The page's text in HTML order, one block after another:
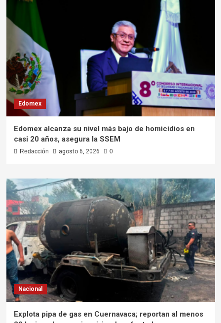
Edomex
Edomex alcanza su nivel más bajo de homicidios en
casi 20 años, asegura la SSEM
Redacción agosto 6, 2026 0
Nacional
Explota pipa de gas en Cuernavaca; reportan al menos